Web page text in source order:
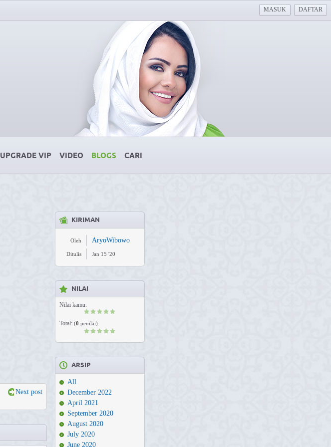
MASUK DAFTAR
UPGRADE VIP VIDEO BLOGS CARI
Next post
KIRIMAN
Oleh AryoWibowo
Ditulis Jan 15 '20
NILAI
Nilai kamu:
Total: (0 penilai)
ARSIP
All
December 2022
April 2021
September 2020
August 2020
July 2020
June 2020